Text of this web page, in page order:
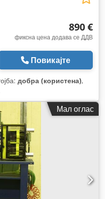
890 €
фиксна цена додава се ДДВ
Повикајте
добра (користена),
Мал оглас